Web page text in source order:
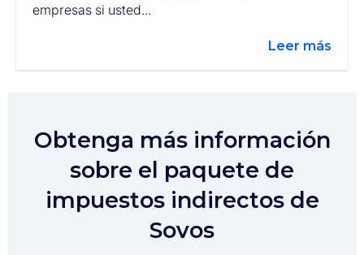
empresas si usted...
Leer más
Obtenga más información
sobre el paquete de
impuestos indirectos de
Sovos